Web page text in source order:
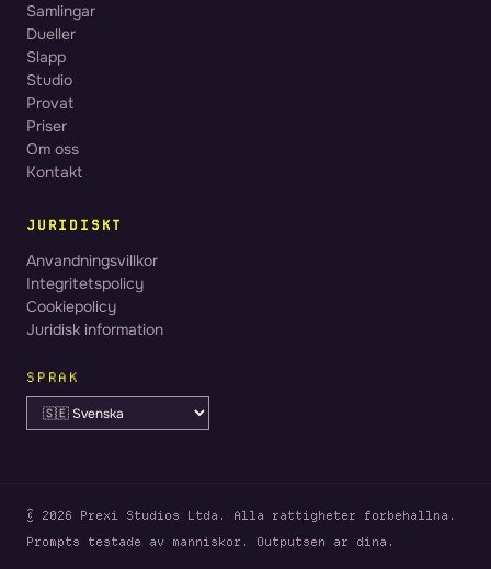
Samlingar
Dueller
Slapp
Studio
Provat
Priser
Om oss
Kontakt
JURIDISKT
Anvandningsvillkor
Integritetspolicy
Cookiepolicy
Juridisk information
SPRAK
© 2026 Prexi Studios Ltda. Alla rattigheter forbehallna.
Prompts testade av manniskor. Outputsen ar dina.